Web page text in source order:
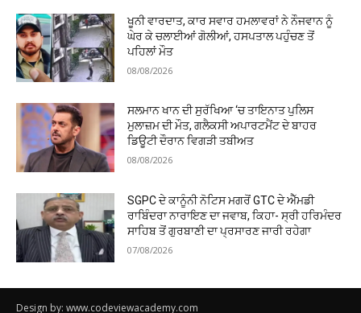
ਖੂਨੀ ਵਾਰਦਾਤ, ਕਾਰ ਸਵਾਰ ਹਮਲਾਵਰਾਂ ਨੇ ਨੌਜਵਾਨ ਨੂੰ
ਘੇਰ ਕੇ ਚਲਾਈਆਂ ਗੋਲੀਆਂ, ਹਸਪਤਾਲ ਪਹੁੰਚਣ ਤੋਂ
ਪਹਿਲਾਂ ਮੌਤ
08/08/2026
ਸਲਮਾਨ ਖਾਨ ਦੀ ਸੁਰੱਖਿਆ ‘ਚ ਤਾਇਨਾਤ ਪੁਲਿਸ
ਮੁਲਾਜ਼ਮ ਦੀ ਮੌਤ, ਗਲੈਕਸੀ ਅਪਾਰਟਮੈਂਟ ਦੇ ਬਾਹਰ
ਡਿਊਟੀ ਦੌਰਾਨ ਵਿਗੜੀ ਤਬੀਅਤ
08/08/2026
SGPC ਦੇ ਕਾਨੂੰਨੀ ਨੋਟਿਸ ਮਗਰੋਂ GTC ਦੇ ਐੱਮਡੀ
ਰਾਬਿੰਦਰਾ ਨਾਰਾਇਣ ਦਾ ਜਵਾਬ, ਕਿਹਾ- ਸ੍ਰੀ ਹਰਿਮੰਦਰ
ਸਾਹਿਬ ਤੋਂ ਗੁਰਬਾਣੀ ਦਾ ਪ੍ਰਸਾਰਣ ਜਾਰੀ ਰਹੇਗਾ
07/08/2026
Design by: www.codeviewacademy.com